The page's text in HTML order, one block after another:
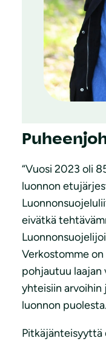
“Vuosi 2023 oli
luonnon
eivätkä
Verkostomme
pohjautuu laajan
yhteisiin arvoihin
luonnon puolesta.